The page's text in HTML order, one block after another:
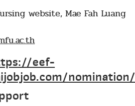
website, Mae Fah Luang
eef-
nomination/